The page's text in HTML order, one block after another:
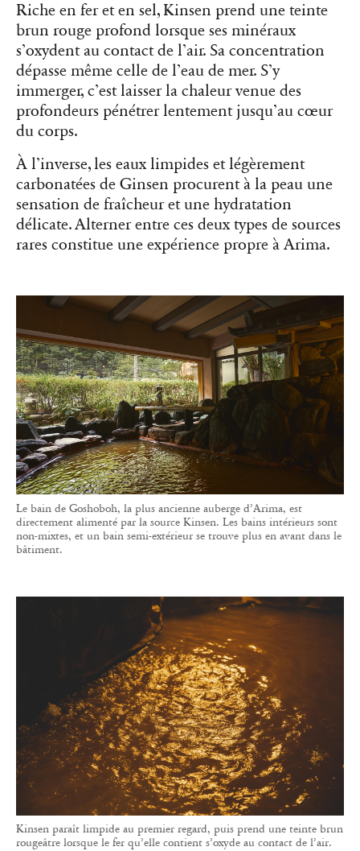
Riche en fer et en sel, Kinsen prend une teinte
brun rouge profond lorsque ses minéraux
s’oxydent au contact de l’air. Sa concentration
dépasse même celle de l’eau de mer. S’y
immerger, c’est laisser la chaleur venue des
profondeurs pénétrer lentement jusqu’au cœur
du corps.
À l’inverse, les eaux limpides et légèrement
carbonatées de Ginsen procurent à la peau une
sensation de fraîcheur et une hydratation
délicate. Alterner entre ces deux types de sources
rares constitue une expérience propre à Arima.
Le bain de Goshoboh, la plus ancienne auberge d’Arima, est
directement alimenté par la source Kinsen. Les bains intérieurs sont
non-mixtes, et un bain semi-extérieur se trouve plus en avant dans le
bâtiment.
Kinsen paraît limpide au premier regard, puis prend une teinte brun
rougeâtre lorsque le fer qu’elle contient s’oxyde au contact de l’air.